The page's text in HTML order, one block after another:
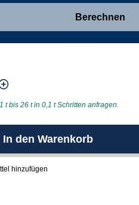
Berechnen
t bis 26 t in 0,1 t Schritten anfragen.
In den Warenkorb
hinzufügen